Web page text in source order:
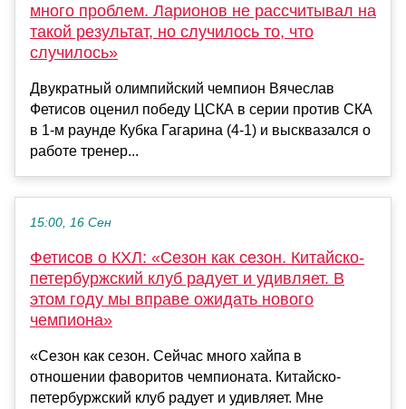
много проблем. Ларионов не рассчитывал на
такой результат, но случилось то, что
случилось»
Двукратный олимпийский чемпион Вячеслав
Фетисов оценил победу ЦСКА в серии против СКА
в 1-м раунде Кубка Гагарина (4-1) и высквазался о
работе тренер...
15:00, 16 Сен
Фетисов о КХЛ: «Сезон как сезон. Китайско-
петербуржский клуб радует и удивляет. В
этом году мы вправе ожидать нового
чемпиона»
«Сезон как сезон. Сейчас много хайпа в
отношении фаворитов чемпионата. Китайско-
петербуржский клуб радует и удивляет. Мне